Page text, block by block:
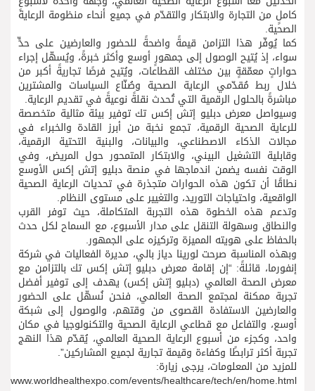
كاملٍ من التجارة والابتكار والتقدّم في جميع أنحاء منظومة الرعاية
الصحية.
كما يُوفّر هذا التزامن قيمةً واضحةً للحضور والعارضين على حدٍّ
سواء، إذ يُتيح الوصول إلى جمهورٍ أوسع وأكثر خبرةً، ويُسهّل إجراء
حواراتٍ معمّقةٍ بين مختلف القطاعات، ويُتيح فرصًا تجاريةً أكبر من
خلال ربط مُقدّمي الرعاية الصحية وصُنّاع السياسات والمشترين
مباشرةً بالحلول الرقمية التي تُحدث نقلةً نوعيةً في تقديم الرعاية.
وسيواصل معرض دبليو إتش إكس تك توفير بيئة مثالية متخصصة
للرعاية الصحية الرقمية، تجمع نخبة من أبرز القادة والخبراء في
مجالات الذكاء الاصطناعي، والبيانات، والبنية التحتية الرقمية،
وقابلية التشغيل البيني، والابتكار المتمحور حول المريض، وفي
الوقت نفسه يضمن اندماجها في منصة دبليو إتش إكس الأوسع
نطاقًا أن تكون هذه الحوارات متجذرة في تحديات الرعاية الصحية
الواقعية، واحتياجات التوريد، والتغيير على مستوى النظام.
وتدعم هذه الخطوة هذه التجربة المتكاملة، حيث توفر القرب
والنطاق وسهولة التنقل على مدار الأسبوع، مع السماح لكل حدث
بالحفاظ على هويته المميزة وتركيزه على الجمهور.
وبهذه المناسبة صرحت لورينا دياز بالي، مديرة الفعاليات في شركة
إنفورما، قائلةً: “إن إقامة معرض دبليو إتش إكس تك بالتزامن مع
معرض الصحة العالمي (دبليو إتش إكس) يهدف إلى توفير أفضل
تجربة ممكنة لمجتمع الصحة العالمي، فنحن نُسهّل على الحضور
والعارضين الاستفادة القصوى من وقتهم، والوصول إلى شبكة
أوسع، والتفاعل مع قطاعي الرعاية الصحية والتكنولوجيا في مكان
واحد، وكجزء من أسبوع الرعاية الصحية العالمي، يُقدّم هذا النهج
تجربة أكثر ترابطًا وكفاءة وقيمة تجارية لجميع المشاركين”.
للمزيد من المعلومات، يرجى زيارة:
www.worldhealthexpo.com/events/healthcare/tech/en/home.html